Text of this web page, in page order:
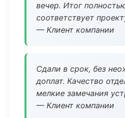
вечер. Итог
соответствует
— Клиент компании
Сдали в срок, без
доплат. Качество
мелкие замечания
— Клиент компании